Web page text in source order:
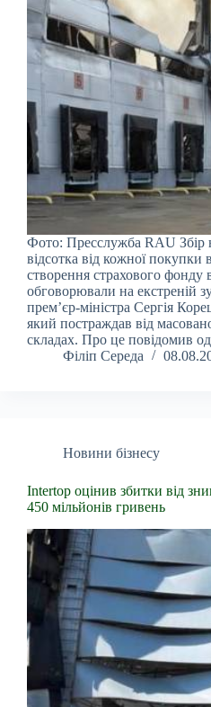
Фото: Пресслужба RAU Збір
відсотка від кожної покупки
створення страхового фонду
обговорювали на екстреній
прем’єр-міністра Сергія
який постраждав від
складах. Про це повідомив
Філіп Середа
Новини бізнесу
Intertop оцінив збитки від
450 мільйонів гривень